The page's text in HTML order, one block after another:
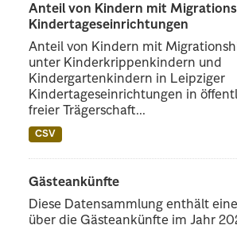
Anteil von Kindern mit
Kindertageseinrichtungen
Anteil von Kindern mit
unter Kinderkrippenkindern und
Kindergartenkindern in Leipziger
Kindertageseinrichtungen in
freier Trägerschaft...
CSV
Gästeankünfte
Diese Datensammlung enthält
über die Gästeankünfte im Jahr